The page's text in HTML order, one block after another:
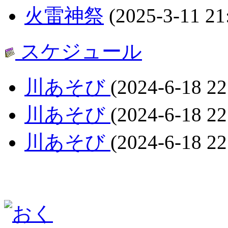
火雷神祭 (2025-3-11
スケジュール
川あそび (2024-6-18
川あそび (2024-6-18
川あそび (2024-6-18